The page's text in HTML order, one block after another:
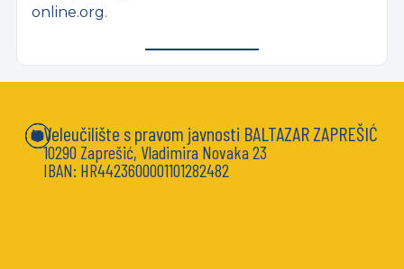
online.org.
Veleučilište s pravom javnosti BALTAZAR ZAPREŠIĆ
10290 Zaprešić, Vladimira Novaka 23
IBAN: HR4423600001101282482